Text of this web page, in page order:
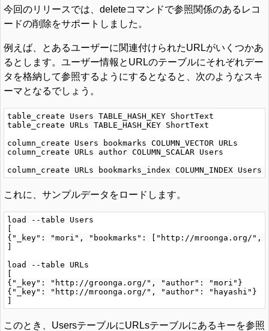
今回のリリースでは、deleteコマンドで参照関係のあるレコ
ードの削除をサポートしました。
例えば、とあるユーザーに関連付けられたURLがいくつかあ
るとします。ユーザー情報とURLのテーブルにそれぞれデー
タを格納して参照するようにするとなると、次のようなスキ
ーマとなるでしょう。
table_create Users TABLE_HASH_KEY ShortText
table_create URLs TABLE_HASH_KEY ShortText
column_create Users bookmarks COLUMN_VECTOR URLs
column_create URLs author COLUMN_SCALAR Users
これに、サンプルデータをロードします。
load --table Users
{"_key": "mori", "bookmarks": ["http://mroonga.org/
load --table URLs
{"_key": "http://groonga.org/", "author": "mori"}
{"_key": "http://mroonga.org/", "author": "hayashi"}
このとき、UsersテーブルにURLsテーブルにあるキーを参照